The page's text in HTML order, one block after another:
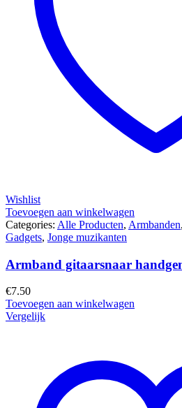
Wishlist
Toevoegen aan winkelwagen
Categories: Alle Producten, Armbanden,
Gadgets, Jonge muzikanten
Armband gitaarsnaar
€7.50
Toevoegen aan winkelwagen
Vergelijk